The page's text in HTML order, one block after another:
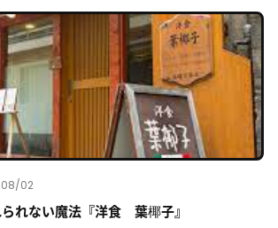
02
れない魔法『洋食 葉椰子』